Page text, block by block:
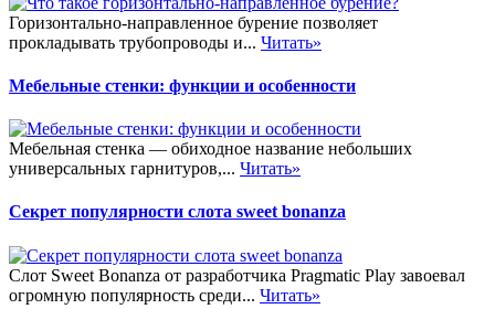
Горизонтально-направленное бурение позволяет
прокладывать трубопроводы и... Читать»
Мебельные стенки: функции и особенности
Мебельная стенка — обиходное название небольших
универсальных гарнитуров,... Читать»
Секрет популярности слота sweet bonanza
Слот Sweet Bonanza от разработчика Pragmatic Play завоевал
огромную популярность среди... Читать»